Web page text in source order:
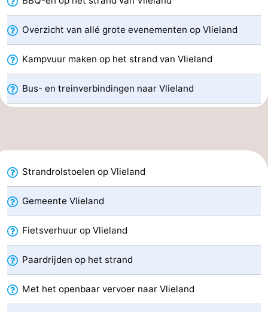
adressen
Regio
Friesland
-
Schiermonnikoog
-
Ameland
-
Terschelling
-
Texel
Weer
Contact
Overzicht van allé grote evenementen op Vlieland
Kampvuur maken op het strand van Vlieland
Bus- en treinverbindingen naar Vlieland
Strandrolstoelen op Vlieland
Gemeente Vlieland
Fietsverhuur op Vlieland
Paardrijden op het strand
Met het openbaar vervoer naar Vlieland